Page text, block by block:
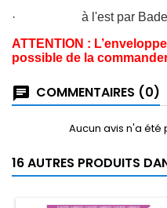
· à l'est par Baden-
ATTENTION :
possible de la
COMMENTAIRES (0)
Aucun avis n'a été
16 AUTRES PRODUITS